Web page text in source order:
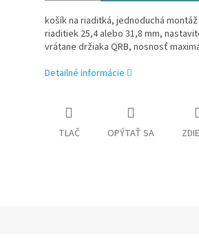
košík na riaditká, jednoduchá
riaditiek 25,4 alebo 31,8 mm,
vrátane držiaka QRB, nosnosť
Detailné informácie
TLAČ OPÝTAŤ SA